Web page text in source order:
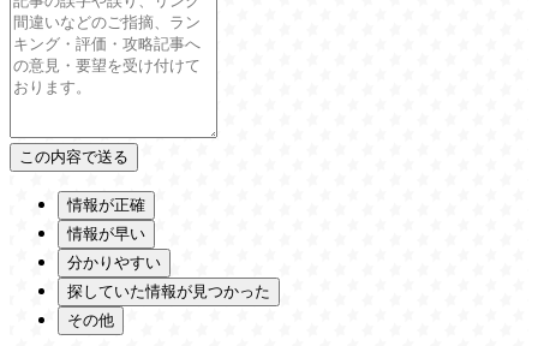
情報が正確
情報が早い
分かりやすい
探していた情報が見つかった
その他